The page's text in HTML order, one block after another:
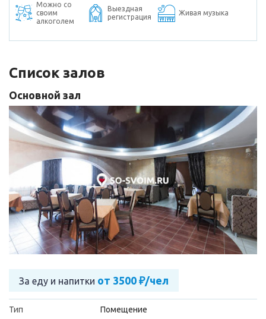
Можно со
своим
алкоголем
Выездная
регистрация
Живая музыка
Список залов
Основной зал
За еду и напитки от 3500 ₽/чел
Тип
Помещение